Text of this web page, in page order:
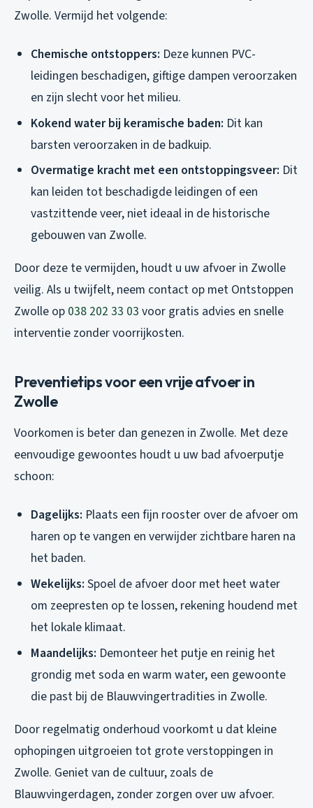
Zwolle. Vermijd het volgende:
Chemische ontstoppers: Deze kunnen PVC-
leidingen beschadigen, giftige dampen veroorzaken
en zijn slecht voor het milieu.
Kokend water bij keramische baden: Dit kan
barsten veroorzaken in de badkuip.
Overmatige kracht met een ontstoppingsveer: Dit
kan leiden tot beschadigde leidingen of een
vastzittende veer, niet ideaal in de historische
gebouwen van Zwolle.
Door deze te vermijden, houdt u uw afvoer in Zwolle
veilig. Als u twijfelt, neem contact op met Ontstoppen
Zwolle op 038 202 33 03 voor gratis advies en snelle
interventie zonder voorrijkosten.
Preventietips voor een vrije afvoer in
Zwolle
Voorkomen is beter dan genezen in Zwolle. Met deze
eenvoudige gewoontes houdt u uw bad afvoerputje
schoon:
Dagelijks: Plaats een fijn rooster over de afvoer om
haren op te vangen en verwijder zichtbare haren na
het baden.
Wekelijks: Spoel de afvoer door met heet water
om zeepresten op te lossen, rekening houdend met
het lokale klimaat.
Maandelijks: Demonteer het putje en reinig het
grondig met soda en warm water, een gewoonte
die past bij de Blauwvingertradities in Zwolle.
Door regelmatig onderhoud voorkomt u dat kleine
ophopingen uitgroeien tot grote verstoppingen in
Zwolle. Geniet van de cultuur, zoals de
Blauwvingerdagen, zonder zorgen over uw afvoer.